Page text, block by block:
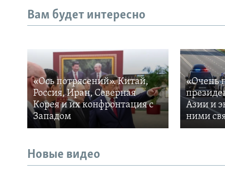
Вам будет интересно
«Ось потрясений». Китай,
Россия, Иран, Северная
Корея и их конфронтация с
Западом
«Очень
Азии и
ними
Новые видео